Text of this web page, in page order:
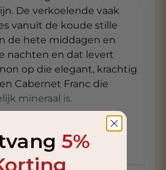
De verkoelende vaak
vanuit de koude stille
de hete middagen en
nachten en dat levert
op die elegant, krachtig
Cabernet Franc die
mineraal is.
en is een Blend van
en 24% Cabernet
zijn aangeplant op
terroirs (kalksteen,
5%